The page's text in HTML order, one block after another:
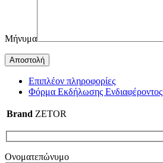
Μήνυμα
Επιπλέον πληροφορίες
Φόρμα Εκδήλωσης Ενδιαφέροντος
Brand ZETOR
Ονοματεπώνυμο